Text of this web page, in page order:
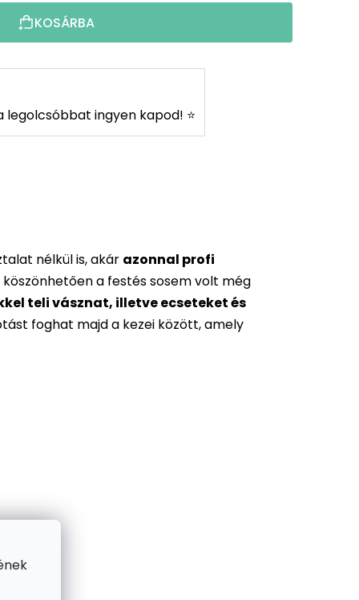
KOSÁRBA
legolcsóbbat ingyen kapod! ⭐
nélkül is, akár azonnal profi
a festés sosem volt még
teli vásznat, illetve ecseteket és
foghat majd a kezei között, amely